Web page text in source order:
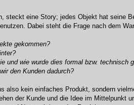
steckt eine Story; jedes Objekt hat seine
Dabei steht die Frage nach dem
gekommen?
und wie wurde dies formal bzw. technisch
den Kunden dadurch?
also kein einfaches Produkt, sondern
der Kunde und die Idee im Mittelpunkt